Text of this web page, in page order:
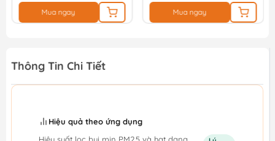
Mua ngay Mua ngay
Thông Tin Chi Tiết
Hiệu quả theo ứng dụng
Hiệu suất lọc bụi mịn PM2.5 và hạt dạng